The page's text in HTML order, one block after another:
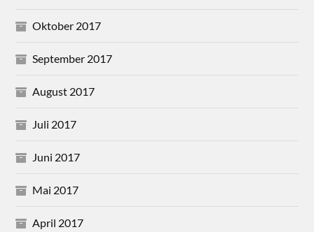
Oktober 2017
September 2017
August 2017
Juli 2017
Juni 2017
Mai 2017
April 2017